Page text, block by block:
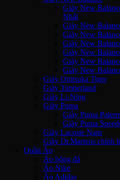
Giày New
Nhất
Giày New
Giày New
Giày New
Giày New
Giày New
Giày New
Giày Onitsuka Tiger
Giày Timberland
Giày Li-Ning
Giày Puma
Giày Puma
Giày Puma
Giày Lacoste Nam
Giày Dr.Martens chính
Quần Áo
Áo bóng đá
Áo Nike
Áo Adidas